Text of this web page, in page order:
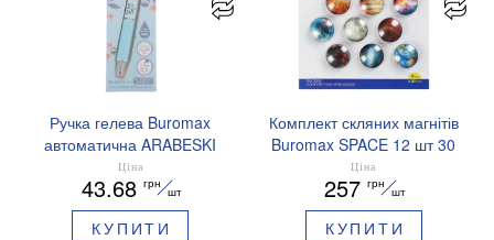
Ручка гелева Buromax
автоматична ARABESKI
0.5 мм ароматизований
грип синє чорнило в
блістері BM.8379-02
Ціна
43.68 грн
шт
КУПИТИ
Комплект скляних магнітів
Buromax SPACE 12 шт 30
мм BM.0048
Ціна
257 грн
шт
КУПИТИ